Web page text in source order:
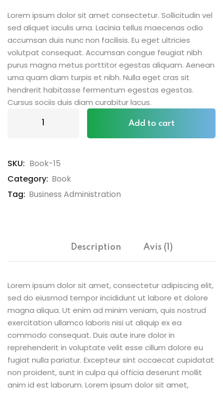
Lorem ipsum dolor sit amet consectetur. Sollicitudin vel
sed aliquet iaculis urna. Lacinia tellus maecenas odio
accumsan duis nunc non facilisis. Eu eget ultricies
volutpat consequat. Accumsan congue feugiat nibh
purus magna metus porttitor egestas aliquam. Aenean
urna quam diam turpis et nibh. Nulla eget cras sit
hendrerit habitasse fermentum egestas egestas.
Cursus sociis duis diam curabitur lacus.
Add to cart
SKU: Book-15
Category: Book
Tag: Business Administration
Description Avis (1)
Lorem ipsum dolor sit amet, consectetur adipiscing elit,
sed do eiusmod tempor incididunt ut labore et dolore
magna aliqua. Ut enim ad minim veniam, quis nostrud
exercitation ullamco laboris nisi ut aliquip ex ea
commodo consequat. Duis aute irure dolor in
reprehenderit in voluptate velit esse cillum dolore eu
fugiat nulla pariatur. Excepteur sint occaecat cupidatat
non proident, sunt in culpa qui officia deserunt mollit
anim id est laborum. Lorem ipsum dolor sit amet,